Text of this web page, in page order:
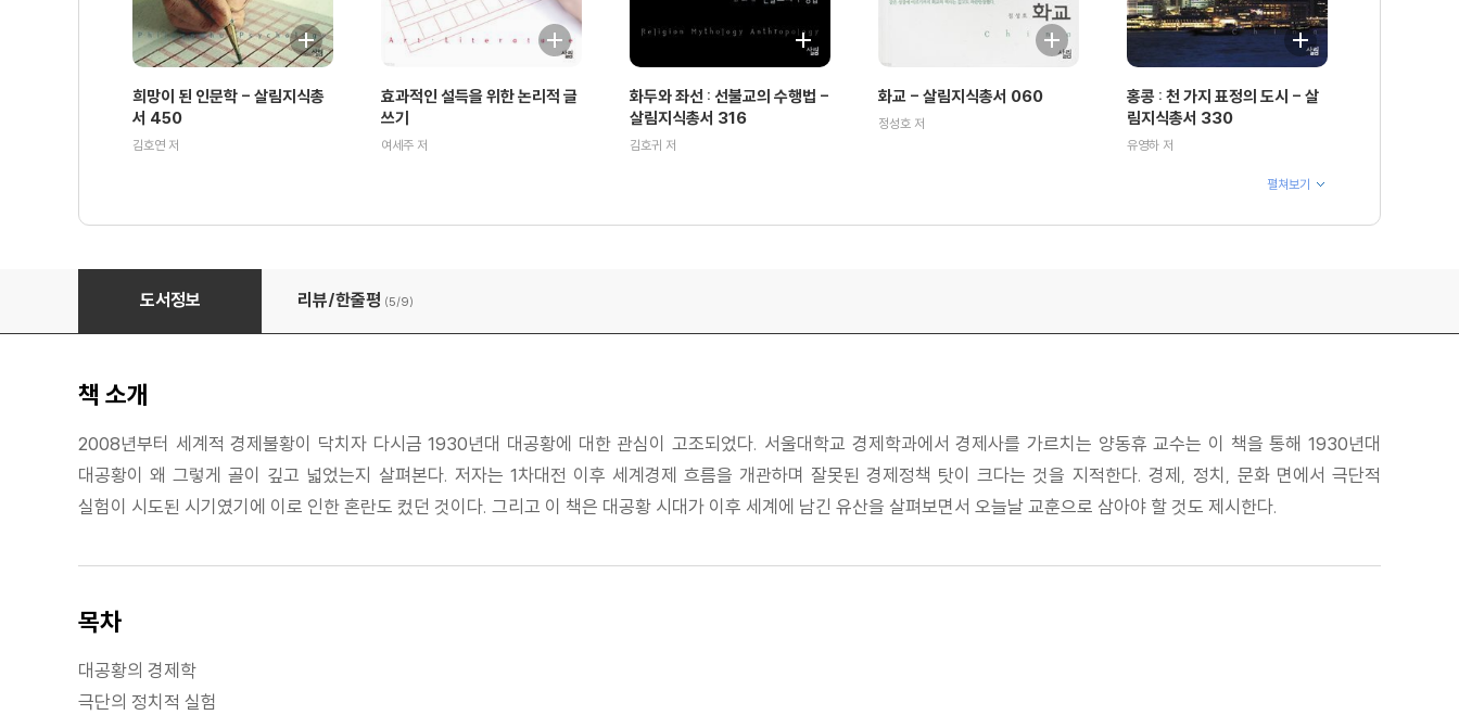
희망이 된 인문학 - 살림지식총
서 450
김호연 저
효과적인 설득을 위한 논리적 글
쓰기
여세주 저
화두와 좌선 : 선불교의 수행법 -
살림지식총서 316
김호귀 저
화교 - 살림지식총서 060
정성호 저
홍콩 : 천 가지 표정의 도시 - 살
림지식총서 330
유영하 저
펼쳐보기
대공황 시대 - 살림지식총서 371
도서정보 리뷰/한줄평 (5/9)
책 소개
2008년부터 세계적 경제불황이 닥치자 다시금 1930년대 대공황에 대한 관심이 고조되었다. 서울대학교 경제학과에서 경제사를 가르치는 양동휴 교수는 이 책을 통해 1930년대
대공황이 왜 그렇게 골이 깊고 넓었는지 살펴본다. 저자는 1차대전 이후 세계경제 흐름을 개관하며 잘못된 경제정책 탓이 크다는 것을 지적한다. 경제, 정치, 문화 면에서 극단적
실험이 시도된 시기였기에 이로 인한 혼란도 컸던 것이다. 그리고 이 책은 대공황 시대가 이후 세계에 남긴 유산을 살펴보면서 오늘날 교훈으로 삼아야 할 것도 제시한다.
목차
대공황의 경제학
극단의 정치적 실험